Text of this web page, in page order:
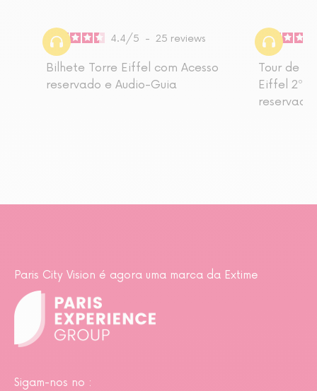
4.4/5 - 25 reviews
Bilhete Torre Eiffel com Acesso
reservado e Audio-Guia
Tour de
Eiffel 2º
reservado)
Paris City Vision é agora uma marca da Extime
Sigam-nos no :